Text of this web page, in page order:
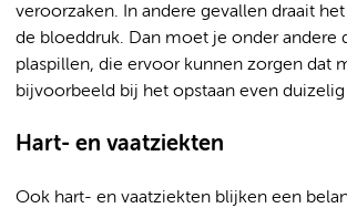
veroorzaken. In andere gevallen draait
de bloeddruk. Dan moet je onder andere
plaspillen, die ervoor kunnen zorgen dat
bijvoorbeeld bij het opstaan even duizelig
Hart- en vaatziekten
Ook hart- en vaatziekten blijken een